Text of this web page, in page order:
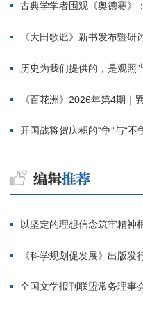
古典学学者围观《奥德赛》：黑
《大田歌谣》新书发布暨研
历史为我们提供的，是观照当
《百花洲》2026年第4期｜
开国战将贺庆积的“争”与“不
以坚定的理想信念筑牢精神
《科学规划促发展》出版发
全国文学报刊联盟常务理事